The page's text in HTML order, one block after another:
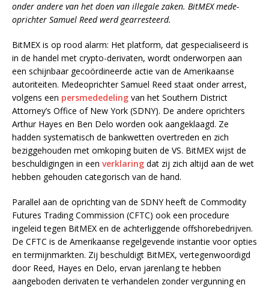
onder andere van het doen van illegale zaken. BitMEX mede-
oprichter Samuel Reed werd gearresteerd.
BitMEX is op rood alarm: Het platform, dat gespecialiseerd is
in de handel met crypto-derivaten, wordt onderworpen aan
een schijnbaar gecoördineerde actie van de Amerikaanse
autoriteiten. Medeoprichter Samuel Reed staat onder arrest,
volgens een persmededeling van het Southern District
Attorney’s Office of New York (SDNY). De andere oprichters
Arthur Hayes en Ben Delo worden ook aangeklaagd. Ze
hadden systematisch de bankwetten overtreden en zich
beziggehouden met omkoping buiten de VS. BitMEX wijst de
beschuldigingen in een verklaring dat zij zich altijd aan de wet
hebben gehouden categorisch van de hand.
Parallel aan de oprichting van de SDNY heeft de Commodity
Futures Trading Commission (CFTC) ook een procedure
ingeleid tegen BitMEX en de achterliggende offshorebedrijven.
De CFTC is de Amerikaanse regelgevende instantie voor opties
en termijnmarkten. Zij beschuldigt BitMEX, vertegenwoordigd
door Reed, Hayes en Delo, ervan jarenlang te hebben
aangeboden derivaten te verhandelen zonder vergunning en